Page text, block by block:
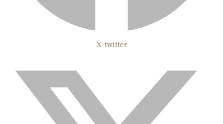
X-twitter